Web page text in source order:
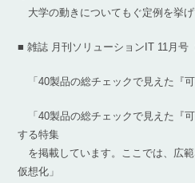
大学の動きについてもぐ定例を挙げ
■ 雑誌 月刊ソリューションIT 11月号
「40製品の総チェックで見えた『可
「40製品の総チェックで見えた『
する特集
を掲載しています。ここでは、広
仮想化」